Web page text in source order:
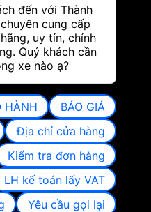
đến với Thành
cung cấp
uy tín, chính
Quý khách cần
xe nào ạ?
HÀNH
BÁO GIÁ
Địa chỉ cửa hàng
Kiểm tra đơn hàng
LH kế toán lấy VAT
Yêu cầu gọi lại